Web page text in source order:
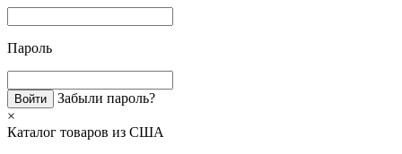
Пароль
Забыли пароль?
×
Каталог товаров из США